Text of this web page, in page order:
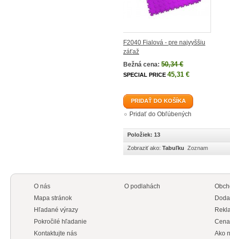
F2040 Fialová - pre najvyššiu
záťaž
Bežná cena: 50,34 €
SPECIAL PRICE 45,31 €
PRIDAŤ DO KOŠÍKA
Pridať do Obľúbených
Položiek: 13
Zobraziť ako: Tabuľku Zoznam
O nás
Mapa stránok
Hľadané výrazy
Pokročilé hľadanie
Kontaktujte nás
O podlahách
Ako